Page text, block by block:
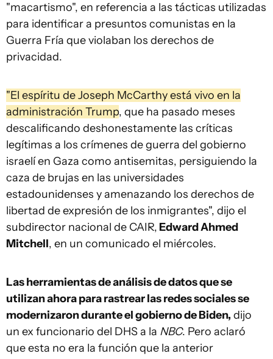
"macartismo", en referencia a las tácticas utilizadas
para identificar a presuntos comunistas en la
Guerra Fría que violaban los derechos de
privacidad.
"El espíritu de Joseph McCarthy está vivo en la
administración Trump, que ha pasado meses
descalificando deshonestamente las críticas
legítimas a los crímenes de guerra del gobierno
israelí en Gaza como antisemitas, persiguiendo la
caza de brujas en las universidades
estadounidenses y amenazando los derechos de
libertad de expresión de los inmigrantes", dijo el
subdirector nacional de CAIR, Edward Ahmed
Mitchell, en un comunicado el miércoles.
Las herramientas de análisis de datos que se
utilizan ahora para rastrear las redes sociales se
modernizaron durante el gobierno de Biden, dijo
un ex funcionario del DHS a la NBC. Pero aclaró
que esta no era la función que la anterior